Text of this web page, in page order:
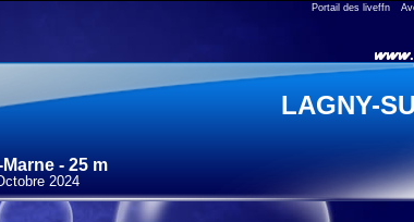
Portail des liveffn
LAGNY-
- 25 m
2024